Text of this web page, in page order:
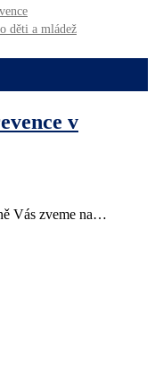
děti a mládež
v
Vás zveme na…